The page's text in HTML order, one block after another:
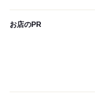
お店のPR